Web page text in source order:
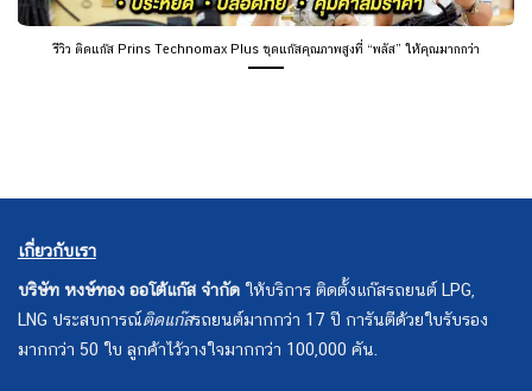
รีวิว ติดแก๊ส Prins Technomax Plus ชุดแก๊สคุณภาพสูงที่ “พลัส” ให้คุณมากกว่า
เกี่ยวกับเรา
บริษัท หงษ์ทอง ออโต้แก๊ส จำกัด ให้บริการ ติดตั้งแก๊สรถยนต์ LPG,
LNG ประสบการณ์ติดแก๊สรถยนต์มากกว่า 17 ปี การันตีด้วยใบรับรอง
มากกว่า 50 ใบ ลูกค้าไว้วางใจมากกว่า 100,000 คัน.